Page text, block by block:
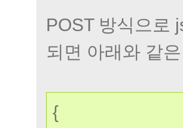
POST 방식으로
되면 아래와 같
{